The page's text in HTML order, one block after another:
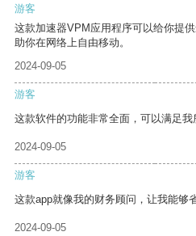
游客
这款加速器VPM应用程序可以给你提
助你在网络上自由移动。
2024-09-05
游客
这款软件的功能非常全面，可以满足我
2024-09-05
游客
这款app就像我的财务顾问，让我能够
2024-09-05